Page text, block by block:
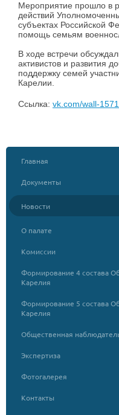
Мероприятие прошло в
действий
субъектах Российской
помощь семьям
В ходе встречи
активистов и развития
поддержку семей
Карелии.
Ссылка: vk.com/wall-
Главная
Документы
Новости
О палате
Комиссии
Формирование 4 состава
Карелия
Формирование 5 состава
Карелия
Общественная
Экспертиза
Фотогалерея
Контакты